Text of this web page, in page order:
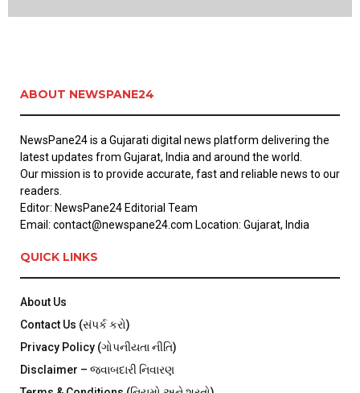
ABOUT NEWSPANE24
NewsPane24 is a Gujarati digital news platform delivering the
latest updates from Gujarat, India and around the world.
Our mission is to provide accurate, fast and reliable news to our
readers.
Editor: NewsPane24 Editorial Team
Email: contact@newspane24.com Location: Gujarat, India
QUICK LINKS
About Us
Contact Us (સંપર્ક કરો)
Privacy Policy (ગોપનીયતા નીતિ)
Disclaimer – જવાબદારી નિવારણ